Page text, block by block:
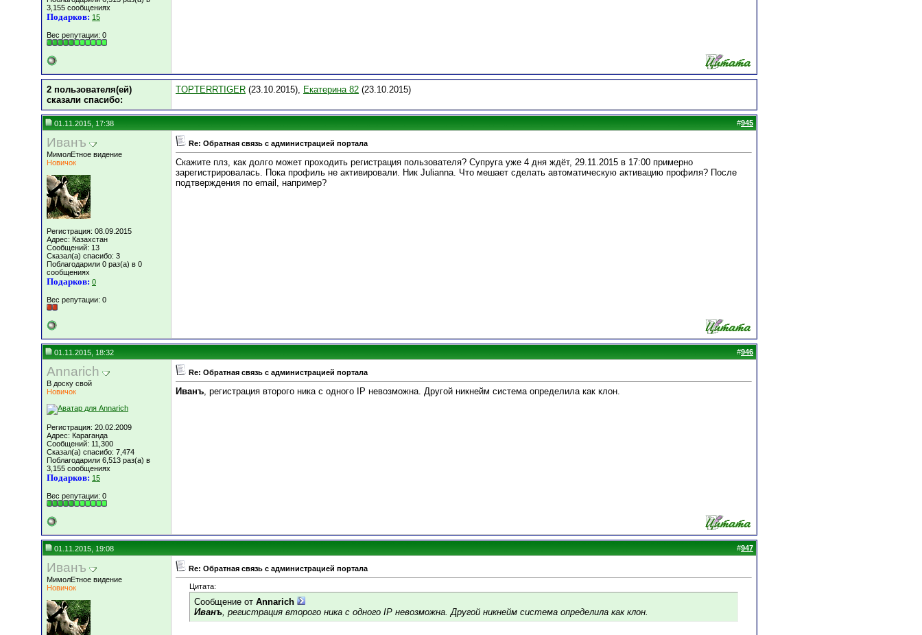
3,155 сообщениях
Подарков: 15
Вес репутации: 0
2 пользователя(ей)
сказали cпасибо:
TOPTERRTIGER (23.10.2015), Екатерина 82 (23.10.2015)
01.11.2015, 17:38 #945
Иванъ
МимолЕтное видение
Новичок
Регистрация: 08.09.2015
Адрес: Казахстан
Сообщений: 13
Сказал(а) спасибо: 3
Поблагодарили 0 раз(а) в 0
сообщениях
Подарков: 0
Вес репутации: 0
Re: Обратная связь с администрацией портала
Скажите плз, как долго может проходить регистрация пользователя? Супруга уже 4 дня ждёт, 29.11.2015 в 17:00 примерно
зарегистрировалась. Пока профиль не активировали. Ник Julianna. Что мешает сделать автоматическую активацию профиля? После
подтверждения по email, например?
01.11.2015, 18:32 #946
Annarich
В доску свой
Новичок
Регистрация: 20.02.2009
Адрес: Караганда
Сообщений: 11,300
Сказал(а) спасибо: 7,474
Поблагодарили 6,513 раз(а) в
3,155 сообщениях
Подарков: 15
Вес репутации: 0
Re: Обратная связь с администрацией портала
Иванъ, регистрация второго ника с одного IP невозможна. Другой никнейм система определила как клон.
01.11.2015, 19:08 #947
Иванъ
МимолЕтное видение
Новичок
Re: Обратная связь с администрацией портала
Цитата:
Сообщение от Annarich
Иванъ, регистрация второго ника с одного IP невозможна. Другой никнейм система определила как клон.